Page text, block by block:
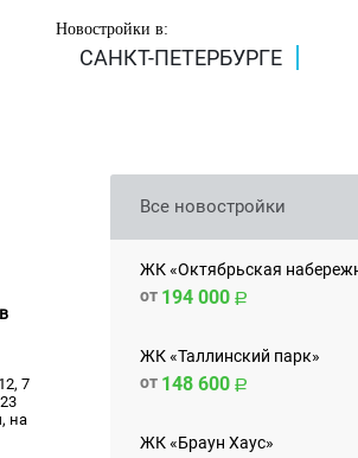
Новостройки в:
САНКТ-ПЕТЕРБУРГЕ
7
на
Все новостройки
ЖК «Октябрьская
от 194 000
ЖК «Таллинский парк»
от 148 600
ЖК «Браун Хаус»